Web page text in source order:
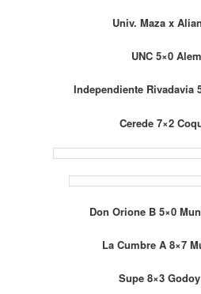
Univ. Maza x
UNC 5×0
Independiente Rivadavia
Cerede 7×2
Don Orione B 5×0
La Cumbre A 8×7
Supe 8×3